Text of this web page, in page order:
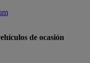
de ocasión
for Ofertas de vehículos de